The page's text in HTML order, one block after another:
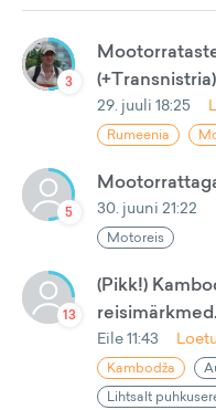
3
29. juuli 18:25
Rumeenia
5 30. juuni 21:22
Motoreis
13
(Pikk!)
reisimärkmed.
Eile 11:43
Kambodža
Lihtsalt